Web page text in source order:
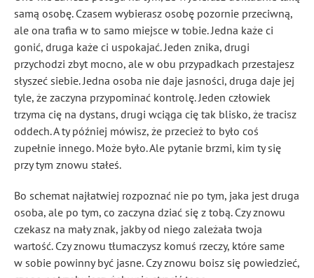
samą osobę. Czasem wybierasz osobę pozornie przeciwną,
ale ona trafia w to samo miejsce w tobie. Jedna każe ci
gonić, druga każe ci uspokajać. Jeden znika, drugi
przychodzi zbyt mocno, ale w obu przypadkach przestajesz
słyszeć siebie. Jedna osoba nie daje jasności, druga daje jej
tyle, że zaczyna przypominać kontrolę. Jeden człowiek
trzyma cię na dystans, drugi wciąga cię tak blisko, że tracisz
oddech. A ty później mówisz, że przecież to było coś
zupełnie innego. Może było. Ale pytanie brzmi, kim ty się
przy tym znowu stałeś.
Bo schemat najłatwiej rozpoznać nie po tym, jaka jest druga
osoba, ale po tym, co zaczyna dziać się z tobą. Czy znowu
czekasz na mały znak, jakby od niego zależała twoja
wartość. Czy znowu tłumaczysz komuś rzeczy, które same
w sobie powinny być jasne. Czy znowu boisz się powiedzieć,